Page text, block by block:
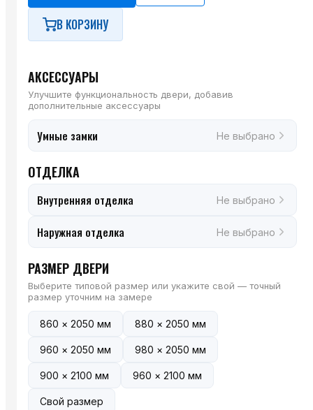
В КОРЗИНУ
АКСЕССУАРЫ
Улучшите функциональность двери, добавив
дополнительные аксессуары
Умные замки Не выбрано
ОТДЕЛКА
Внутренняя отделка Не выбрано
Наружная отделка Не выбрано
РАЗМЕР ДВЕРИ
Выберите типовой размер или укажите свой — точный
размер уточним на замере
860 × 2050 мм 880 × 2050 мм
960 × 2050 мм 980 × 2050 мм
900 × 2100 мм 960 × 2100 мм
Свой размер